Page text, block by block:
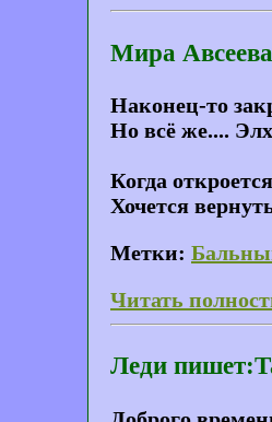
Мира
Наконец-то
Но всё же....
Когда
Хочется
Метки:
Читать
Леди